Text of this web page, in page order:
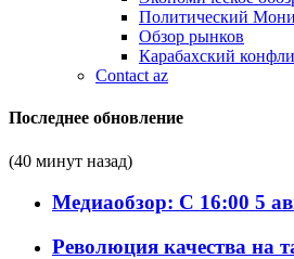
Политический
Обзор рынков
Карабахский
Contact az
Последнее обновление
(40 минут назад)
Медиаобзор: С 16:00 5
Революция качества на